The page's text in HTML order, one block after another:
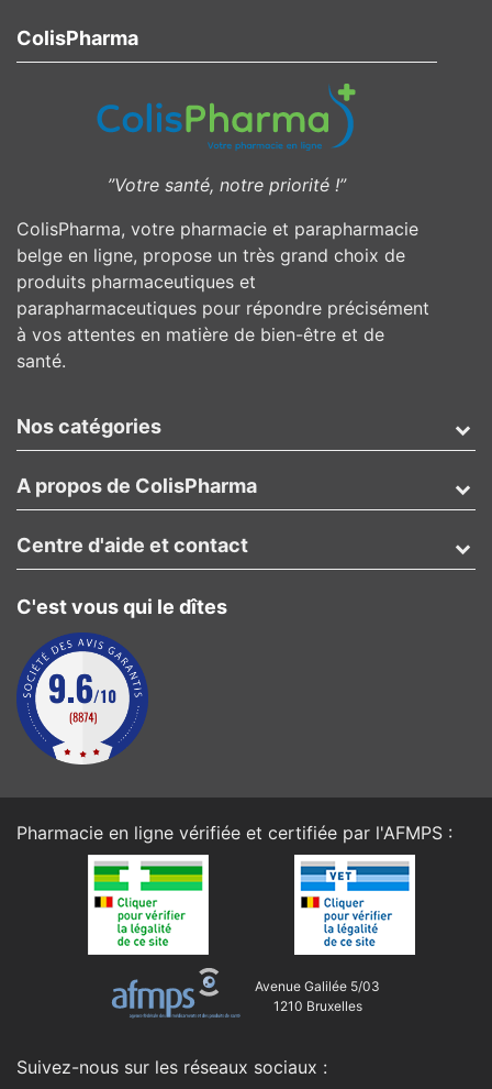
ColisPharma
”Votre santé, notre priorité !”
ColisPharma, votre pharmacie et parapharmacie
belge en ligne, propose un très grand choix de
produits pharmaceutiques et
parapharmaceutiques pour répondre précisément
à vos attentes en matière de bien-être et de
santé.
Nos catégories
A propos de ColisPharma
C'est vous qui le dîtes
Centre d'aide et contact
Pharmacie en ligne vérifiée et certifiée par l'AFMPS :
Avenue Galilée 5/03
1210 Bruxelles
Suivez-nous sur les réseaux sociaux :